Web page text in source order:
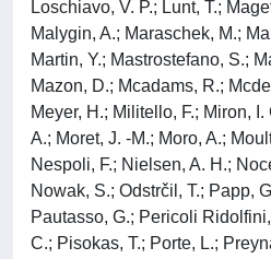
Loschiavo, V. P.; Lunt, T.;
Malygin, A.; Maraschek, M.;
Martin, Y.; Mastrostefano, S.;
Mazon, D.; Mcadams, R.;
Meyer, H.; Militello, F.; Miron,
A.; Moret, J. -M.; Moro, A.;
Nespoli, F.; Nielsen, A. H.;
Nowak, S.; Odstrčil, T.; Papp,
Pautasso, G.; Pericoli
C.; Pisokas, T.; Porte, L.;